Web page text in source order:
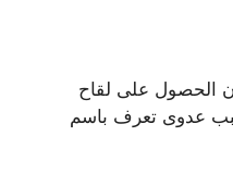
الحصول على لقاح
عدوى تعرف باسم